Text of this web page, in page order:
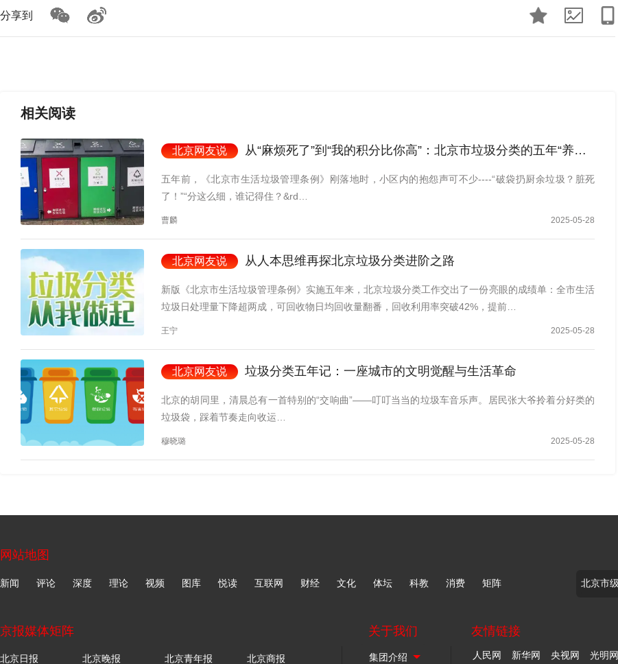
分享到
相关阅读
北京网友说 从“麻烦死了”到“我的积分比你高”：北京市垃圾分类的五年“养成记”
五年前，《北京市生活垃圾管理条例》刚落地时，小区内的抱怨声可不少----“破袋扔厨余垃圾？脏死
了！”“分这么细，谁记得住？&rd…
曹麟 2025-05-28
北京网友说 从人本思维再探北京垃圾分类进阶之路
新版《北京市生活垃圾管理条例》实施五年来，北京垃圾分类工作交出了一份亮眼的成绩单：全市生活
垃圾日处理量下降超两成，可回收物日均回收量翻番，回收利用率突破42%，提前…
王宁 2025-05-28
北京网友说 垃圾分类五年记：一座城市的文明觉醒与生活革命
北京的胡同里，清晨总有一首特别的“交响曲”——叮叮当当的垃圾车音乐声。居民张大爷拎着分好类的
垃圾袋，踩着节奏走向收运…
穆晓璐 2025-05-28
网站地图
新闻 评论 深度 理论 视频 图库 悦读 互联网 财经 文化 体坛 科教 消费 矩阵
京报媒体矩阵
北京日报 北京晚报 北京青年报 北京商报
关于我们 友情链接
人民网 新华网 央视网 光明网